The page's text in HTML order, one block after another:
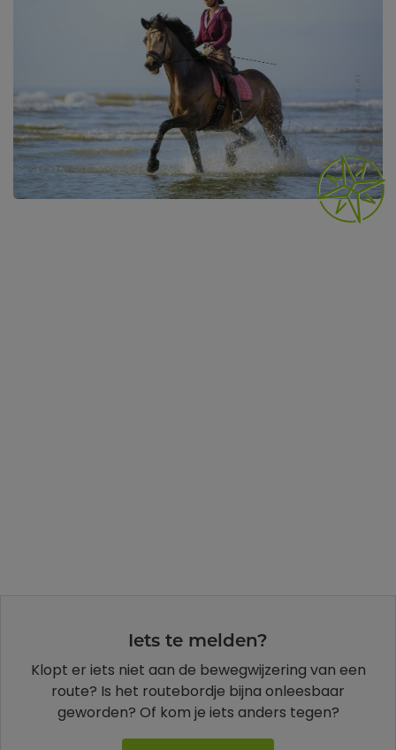
Iets te melden?
Klopt er iets niet aan de bewegwijzering van een
route? Is het routebordje bijna onleesbaar
geworden? Of kom je iets anders tegen?